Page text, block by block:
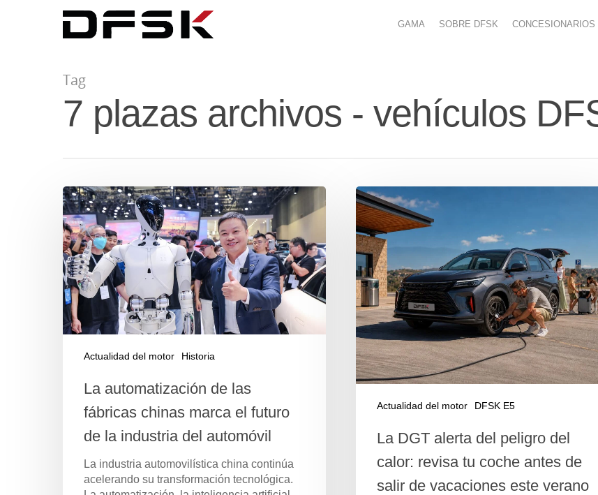
GAMA SOBRE DFSK CONCESIONARIOS
Tag
7 plazas archivos - vehículos
Actualidad del motor Historia
La automatización de las
fábricas chinas marca el futuro
de la industria del automóvil
La industria automovilística china continúa
acelerando su transformación tecnológica.
Actualidad del motor DFSK E5
La DGT alerta del peligro del
calor: revisa tu coche antes de
salir de vacaciones este verano